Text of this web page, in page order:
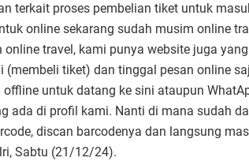
terkait proses pembelian tiket untuk
online sekarang sudah musim online
online travel, kami punya website juga
(membeli tiket) dan tinggal pesan online
offline untuk datang ke sini ataupun
ada di profil kami. Nanti di mana sudah
discan barcodenya dan langsung
Sabtu (21/12/24).